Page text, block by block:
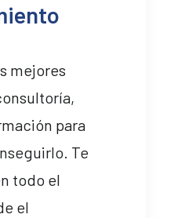
mejores
para
Te
todo el
el